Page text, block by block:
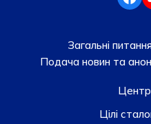
Загальні
Подача новин та
Центр
Цілі